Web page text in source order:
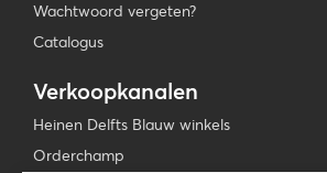
Wachtwoord vergeten?
Catalogus
Verkoopkanalen
Heinen Delfts Blauw winkels
Orderchamp